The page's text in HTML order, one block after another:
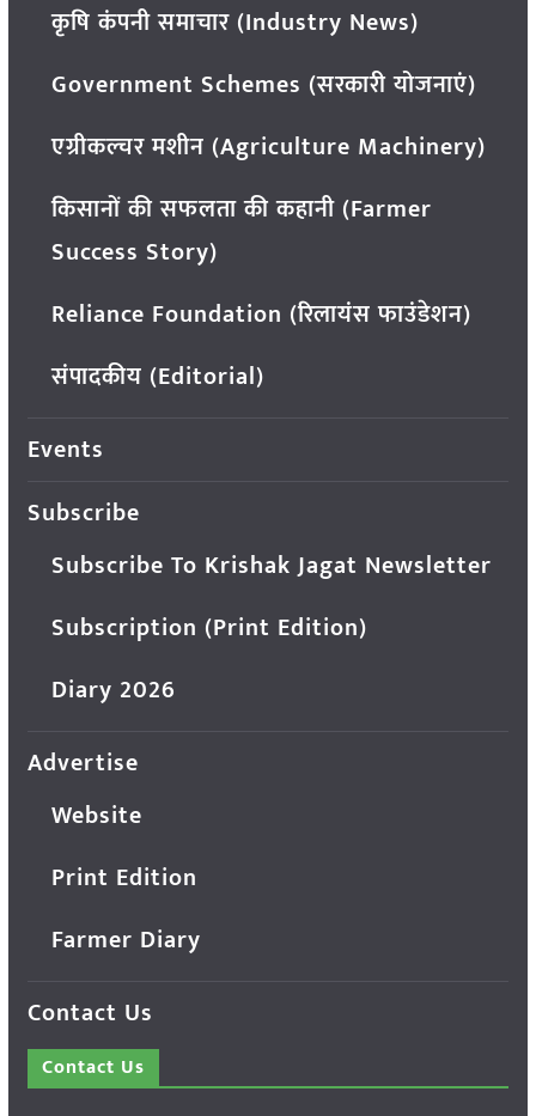
कृषि कंपनी समाचार (Industry News)
Government Schemes (सरकारी योजनाएं)
एग्रीकल्चर मशीन (Agriculture Machinery)
किसानों की सफलता की कहानी (Farmer
Success Story)
Reliance Foundation (रिलायंस फाउंडेशन)
संपादकीय (Editorial)
Events
Subscribe
Subscribe To Krishak Jagat Newsletter
Subscription (Print Edition)
Diary 2026
Advertise
Website
Print Edition
Farmer Diary
Contact Us
Contact Us